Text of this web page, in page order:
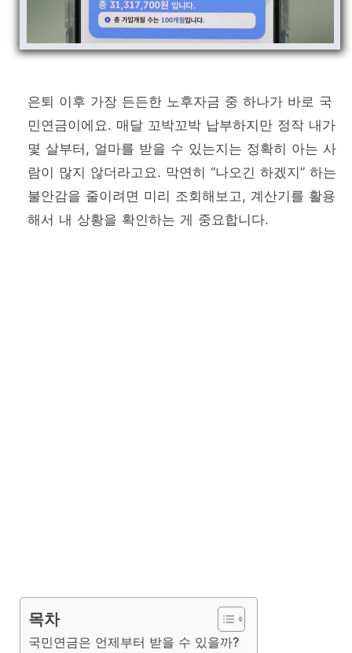
은퇴 이후 가장 든든한 노후자금 중 하나가 바로 국
민연금이에요. 매달 꼬박꼬박 납부하지만 정작 내가
몇 살부터, 얼마를 받을 수 있는지는 정확히 아는 사
람이 많지 않더라고요. 막연히 “나오긴 하겠지” 하는
불안감을 줄이려면 미리 조회해보고, 계산기를 활용
해서 내 상황을 확인하는 게 중요합니다.
목차
국민연금은 언제부터 받을 수 있을까?